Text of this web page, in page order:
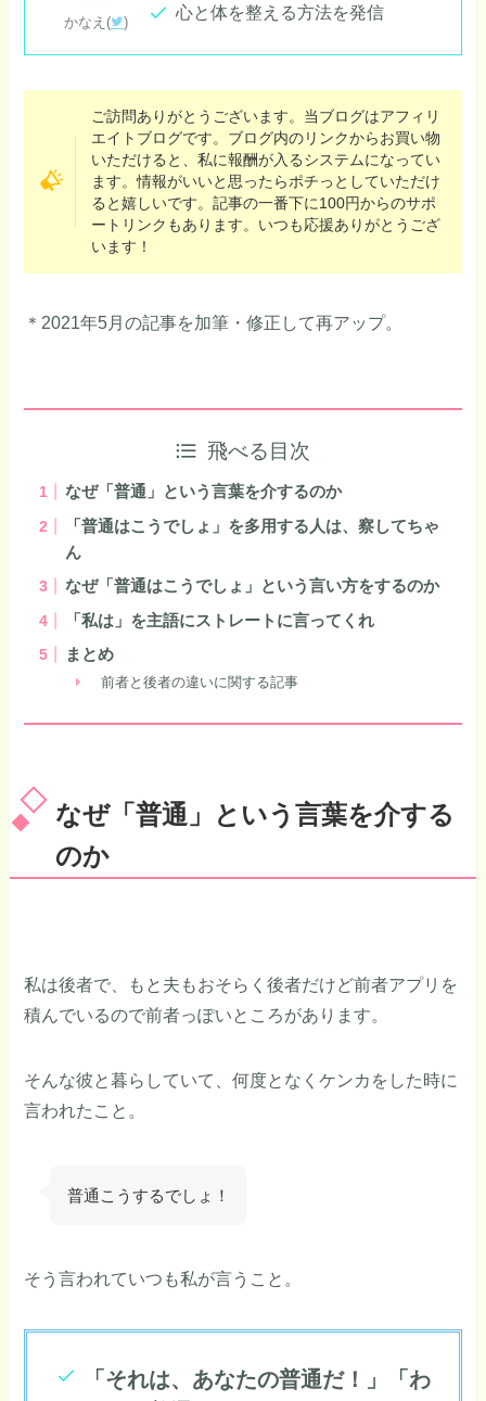
かなえ( )
心と体を整える方法を発信
ご訪問ありがとうございます。当ブログはアフィリ
エイトブログです。ブログ内のリンクからお買い物
いただけると、私に報酬が入るシステムになってい
ます。情報がいいと思ったらポチっとしていただけ
ると嬉しいです。記事の一番下に100円からのサポ
ートリンクもあります。いつも応援ありがとうござ
います！
＊2021年5月の記事を加筆・修正して再アップ。
飛べる目次
なぜ「普通」という言葉を介するのか
「普通はこうでしょ」を多用する人は、察してちゃ
ん
なぜ「普通はこうでしょ」という言い方をするのか
「私は」を主語にストレートに言ってくれ
まとめ
前者と後者の違いに関する記事
なぜ「普通」という言葉を介する
のか
私は後者で、もと夫もおそらく後者だけど前者アプリを
積んでいるので前者っぽいところがあります。
そんな彼と暮らしていて、何度となくケンカをした時に
言われたこと。
普通こうするでしょ！
そう言われていつも私が言うこと。
「それは、あなたの普通だ！」「わ